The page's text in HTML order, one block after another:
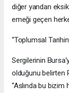
diğer yandan
emeği geçen
“Toplumsal Tarihin
Sergilerinin
olduğunu belirten
“Aslında bu